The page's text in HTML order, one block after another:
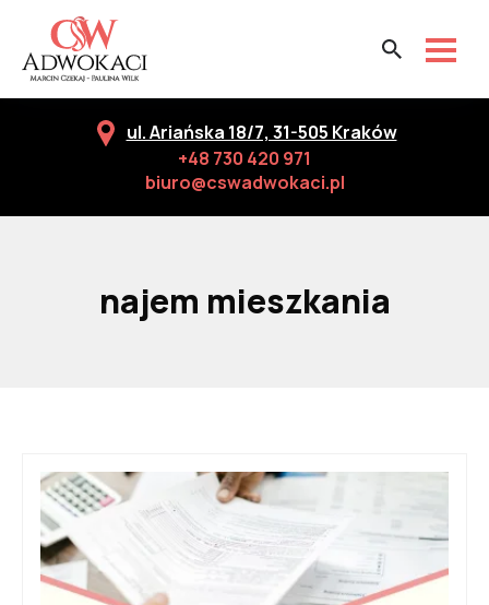
ul. Ariańska 18/7, 31-505 Kraków
+48 730 420 971
biuro@cswadwokaci.pl
najem mieszkania